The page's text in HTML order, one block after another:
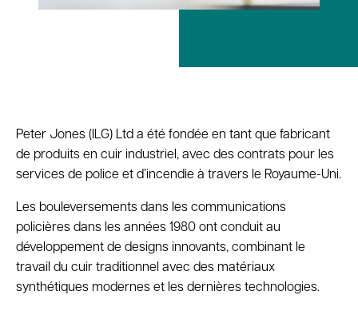
Peter Jones (ILG) Ltd a été fondée en tant que fabricant
de produits en cuir industriel, avec des contrats pour les
services de police et d’incendie à travers le Royaume-Uni.
Les bouleversements dans les communications
policières dans les années 1980 ont conduit au
développement de designs innovants, combinant le
travail du cuir traditionnel avec des matériaux
synthétiques modernes et les dernières technologies.